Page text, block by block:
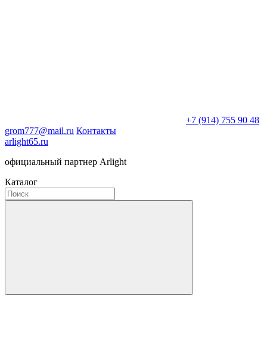
+7 (914) 755 90 48
grom777@mail.ru Контакты
arlight65.ru
официальный партнер Arlight
Каталог